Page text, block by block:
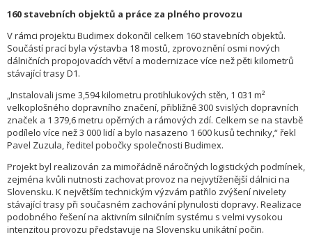
160 stavebních objektů a práce za plného provozu
V rámci projektu Budimex dokončil celkem 160 stavebních objektů.
Součástí prací byla výstavba 18 mostů, zprovoznění osmi nových
dálničních propojovacích větví a modernizace více než pěti kilometrů
stávající trasy D1.
„Instalovali jsme 3,594 kilometru protihlukových stěn, 1 031 m²
velkoplošného dopravního značení, přibližně 300 svislých dopravních
značek a 1 379,6 metru opěrných a rámových zdí. Celkem se na stavbě
podílelo více než 3 000 lidí a bylo nasazeno 1 600 kusů techniky,“ řekl
Pavel Zuzula, ředitel pobočky společnosti Budimex.
Projekt byl realizován za mimořádně náročných logistických podmínek,
zejména kvůli nutnosti zachovat provoz na nejvytíženější dálnici na
Slovensku. K největším technickým výzvám patřilo zvýšení nivelety
stávající trasy při současném zachování plynulosti dopravy. Realizace
podobného řešení na aktivním silničním systému s velmi vysokou
intenzitou provozu představuje na Slovensku unikátní počin.